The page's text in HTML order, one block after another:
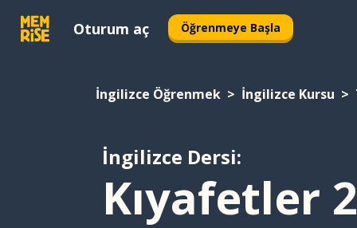
Oturum aç Öğrenmeye Başla
İngilizce Öğrenmek İngilizce Kursu
İngilizce Dersi:
Kıyafetler 2